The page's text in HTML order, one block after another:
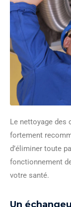
Le nettoyage des
fortement
d’éliminer toute
fonctionnement
votre santé.
Un